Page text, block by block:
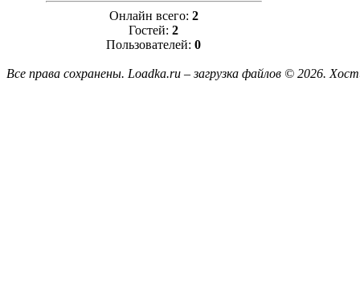
Онлайн всего: 2
Гостей: 2
Пользователей: 0
Все права сохранены. Loadka.ru – загрузка файлов © 2026.